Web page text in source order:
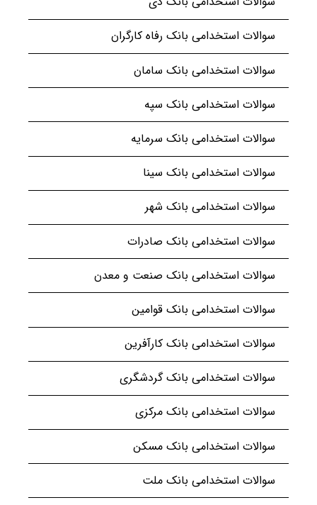
سوالات استخدامی بانک رفاه کارگران
سوالات استخدامی بانک سامان
سوالات استخدامی بانک سپه
سوالات استخدامی بانک سرمایه
سوالات استخدامی بانک سینا
سوالات استخدامی بانک شهر
سوالات استخدامی بانک صادرات
سوالات استخدامی بانک صنعت و معدن
سوالات استخدامی بانک قوامین
سوالات استخدامی بانک کارآفرین
سوالات استخدامی بانک گردشگری
سوالات استخدامی بانک مرکزی
سوالات استخدامی بانک مسکن
سوالات استخدامی بانک ملت